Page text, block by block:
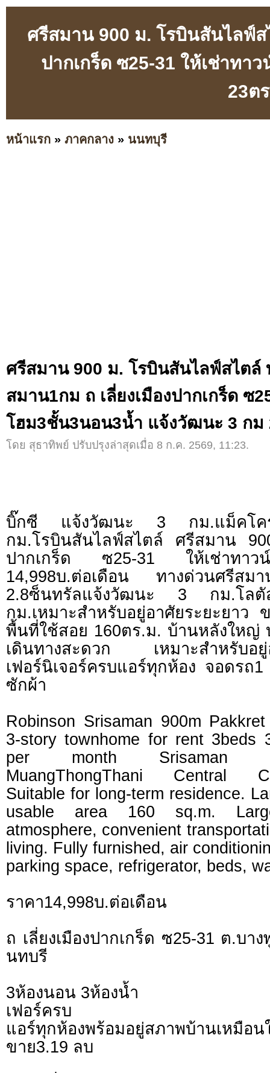
ศรีสมาน 900 ม. โรบินสันไลฟ์
ปากเกร็ด ซ25-31 ให้เช่าท
23ต
หน้าแรก » ภาคกลาง » นนทบุรี
ศรีสมาน 900 ม. โรบินสันไลฟ์สไตล์
สมาน1กม ถ เลี่ยงเมืองปากเกร็ด ซ
โฮม3ชั้น3นอน3น้ำ แจ้งวัฒนะ 3 กม
โดย สุธาทิพย์ ปรับปรุงล่าสุดเมื่อ 8 ก.ค. 2569, 11:23.
บิ๊กซี แจ้งวัฒนะ 3 กม.แม็คโ
กม.โรบินสันไลฟ์สไตล์ ศรีสมาน
ปากเกร็ด ซ25-31 ให้เช่าทาวน์
14,998บ.ต่อเดือน ทางด่วนศรีสมา
2.8ซ็นทรัลแจ้งวัฒนะ 3 กม.โ
กม.เหมาะสำหรับอยู่อาศัยระยะยาว
พื้นที่ใช้สอย 160ตร.ม. บ้านหลังใหญ่
เดินทางสะดวก เหมาะสำหรับอยู่
เฟอร์นิเจอร์ครบแอร์ทุกห้อง จอดรถ
ซักผ้า
Robinson Srisaman 900m
3-story townhome for rent 3beds
per month Srisaman
MuangThongThani Central
Suitable for long-term residence.
usable area 160 sq.m.
atmosphere, convenient
living. Fully furnished, air
parking space, refrigerator, beds,
ราคา14,998บ.ต่อเดือน
ถ เลี่ยงเมืองปากเกร็ด ซ25-31 ต.บา
นทบรี
3ห้องนอน 3ห้องน้ำ
เฟอร์ครบ
แอร์ทุกห้องพร้อมอยู่สภาพบ้านเหมือน
ขาย3.19 ลบ